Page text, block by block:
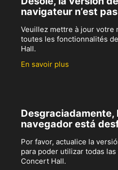
navigateur n’est
Veuillez mettre à jour votre
toutes les fonctionnalités
Hall.
En savoir plus
Desgraciadamente,
navegador está
Por favor, actualice la
para poder utilizar todas
Concert Hall.